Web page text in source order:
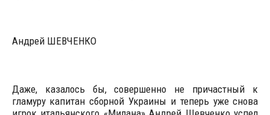
Андрей ШЕВЧЕНКО
Даже, казалось бы, совершенно не причастный к
гламуру капитан сборной Украины и теперь уже снова